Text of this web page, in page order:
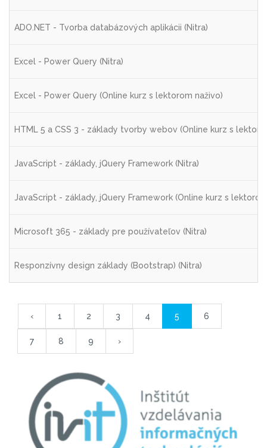
ADO.NET - Tvorba databázových aplikácii (Nitra)
Excel - Power Query (Nitra)
Excel - Power Query (Online kurz s lektorom naživo)
HTML 5 a CSS 3 - základy tvorby webov (Online kurz s
JavaScript - základy, jQuery Framework (Nitra)
JavaScript - základy, jQuery Framework (Online kurz s
Microsoft 365 - základy pre používateľov (Nitra)
Responzívny design základy (Bootstrap) (Nitra)
‹ 1 2 3 4 5 6
7 8 9 ›